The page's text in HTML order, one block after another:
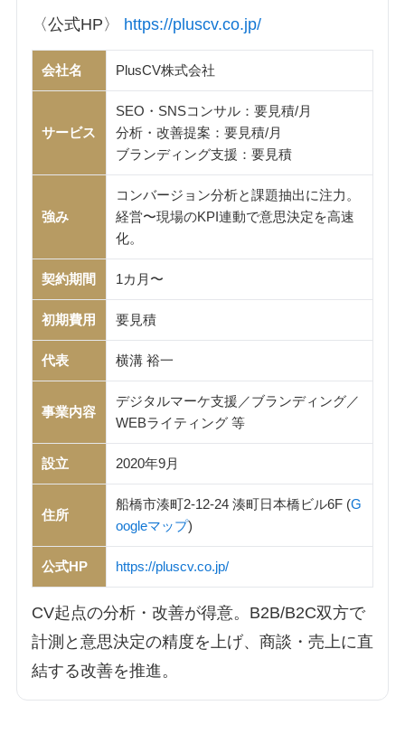
〈公式HP〉 https://pluscv.co.jp/
会社名 PlusCV株式会社
サービス
SEO・SNSコンサル：要見積/月
分析・改善提案：要見積/月
ブランディング支援：要見積
強み
コンバージョン分析と課題抽出に注力。
経営〜現場のKPI連動で意思決定を高速
化。
契約期間 1カ月〜
初期費用 要見積
代表 横溝 裕一
事業内容
デジタルマーケ支援／ブランディング／
WEBライティング 等
設立 2020年9月
住所
船橋市湊町2-12-24 湊町日本橋ビル6F (G
oogleマップ)
公式HP https://pluscv.co.jp/
CV起点の分析・改善が得意。B2B/B2C双方で
計測と意思決定の精度を上げ、商談・売上に直
結する改善を推進。